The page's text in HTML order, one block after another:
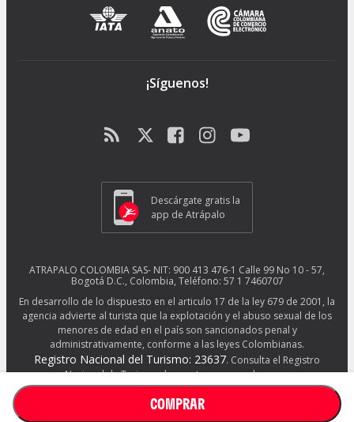
COMPRAR
¡Síguenos!
Descárgate gratis la
app de Atrápalo
ATRAPALO COLOMBIA SAS- NIT: 900 413 476-1 Calle 99 No 10 - 57,
Bogotá D.C., Colombia, Teléfono: 57 1 7460707
En desarrollo de lo dispuesto en el articulo 17 de la ley 679 de 2001, la
agencia advierte al turista que la explotación y el abuso sexual de los
menores de edad en el país son sancionados penal y
administrativamente, conforme a las leyes Colombianas.
Registro Nacional del Turismo: 23637. Consulta el Registro
Nacional de Turismo de nuestros proveedores en
http://www.rues.org.co/RNT